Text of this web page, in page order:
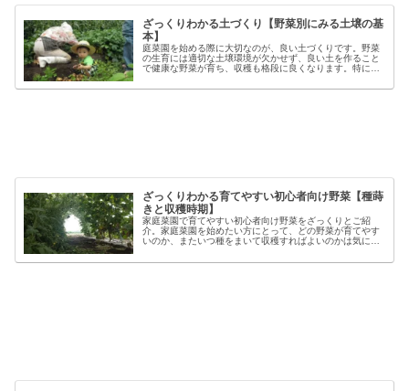
ざっくりわかる土づくり【野菜別にみる土壌の基
本】
庭菜園を始める際に大切なのが、良い土づくりです。野菜
の生育には適切な土壌環境が欠かせず、良い土を作ること
で健康な野菜が育ち、収穫も格段に良くなります。特に初
家庭菜園で失敗しないコツと言える...
ざっくりわかる育てやすい初心者向け野菜【種蒔
きと収穫時期】
家庭菜園で育てやすい初心者向け野菜をざっくりとご紹
介。家庭菜園を始めたい方にとって、どの野菜が育てやす
いのか、またいつ種をまいて収穫すればよいのかは気にな
類でも「早生」「中生」「晩生」など...